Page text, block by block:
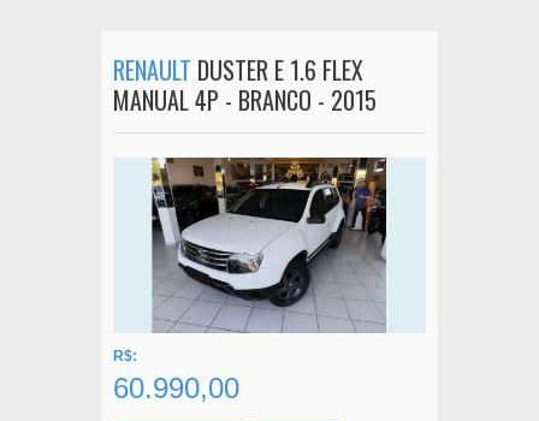
RENAULT DUSTER E 1.6 FLEX
MANUAL 4P - BRANCO - 2015
R$:
60.990,00